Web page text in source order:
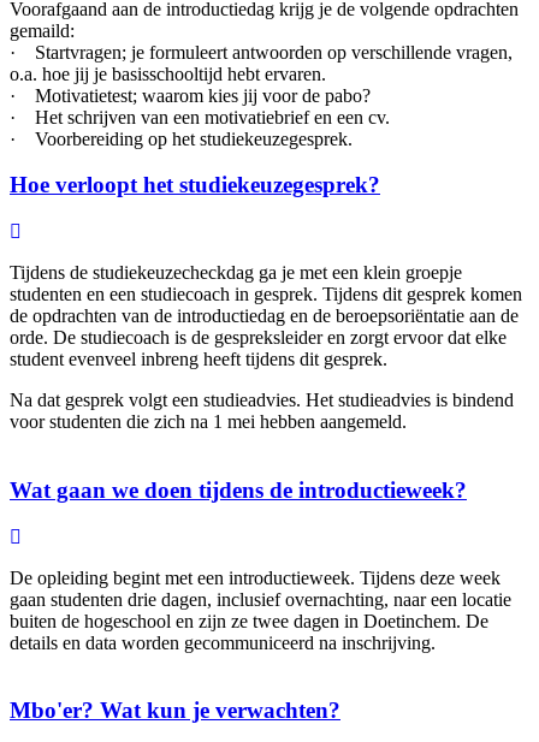
Voorafgaand aan de introductiedag krijg je de volgende opdrachten
gemaild:
· Startvragen; je formuleert antwoorden op verschillende vragen,
o.a. hoe jij je basisschooltijd hebt ervaren.
· Motivatietest; waarom kies jij voor de pabo?
· Het schrijven van een motivatiebrief en een cv.
· Voorbereiding op het studiekeuzegesprek.
Hoe verloopt het studiekeuzegesprek?
Tijdens de studiekeuzecheckdag ga je met een klein groepje
studenten en een studiecoach in gesprek. Tijdens dit gesprek komen
de opdrachten van de introductiedag en de beroepsoriëntatie aan de
orde. De studiecoach is de gespreksleider en zorgt ervoor dat elke
student evenveel inbreng heeft tijdens dit gesprek.
Na dat gesprek volgt een studieadvies. Het studieadvies is bindend
voor studenten die zich na 1 mei hebben aangemeld.
Wat gaan we doen tijdens de introductieweek?
De opleiding begint met een introductieweek. Tijdens deze week
gaan studenten drie dagen, inclusief overnachting, naar een locatie
buiten de hogeschool en zijn ze twee dagen in Doetinchem. De
details en data worden gecommuniceerd na inschrijving.
Mbo'er? Wat kun je verwachten?